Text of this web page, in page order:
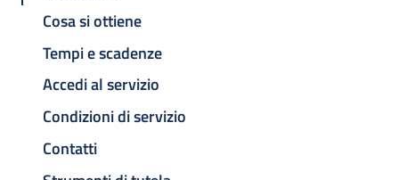
Cosa si ottiene
Tempi e scadenze
Accedi al servizio
Condizioni di servizio
Contatti